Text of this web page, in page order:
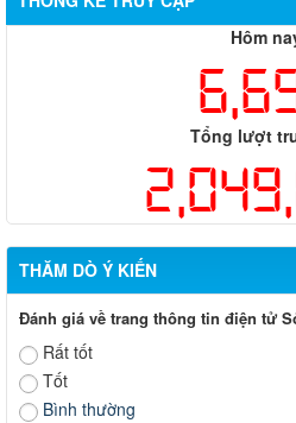
Hôm
Tổng lượt
THĂM DÒ Ý KIẾN
Đánh giá về trang thông tin điện tử
Rất tốt
Tốt
Bình thường